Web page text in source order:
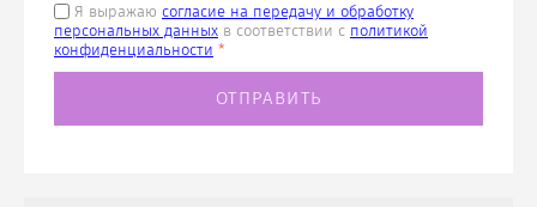
Я выражаю согласие на передачу и обработку
персональных данных в соответствии с политикой
конфиденциальности *